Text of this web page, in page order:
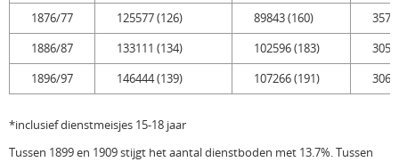
1876/77
125577 (126) 89843 (160)
1886/87
133111 (134) 102596 (183)
1896/97
146444 (139) 107266 (191)
*inclusief dienstmeisjes 15-18 jaar
Tussen 1899 en 1909 stijgt het aantal dienstboden met 13.7%. Tussen